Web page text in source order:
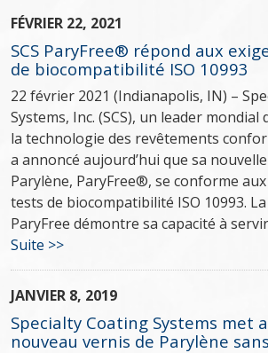
FÉVRIER 22, 2021
SCS ParyFree® répond aux
de biocompatibilité ISO 10993
22 février 2021 (Indianapolis, IN) –
Systems, Inc. (SCS), un leader mondial
la technologie des revêtements
a annoncé aujourd’hui que sa
Parylène, ParyFree®, se conforme
tests de biocompatibilité ISO 10993.
ParyFree démontre sa capacité à servir
Suite >>
JANVIER 8, 2019
Specialty Coating Systems met
nouveau vernis de Parylène